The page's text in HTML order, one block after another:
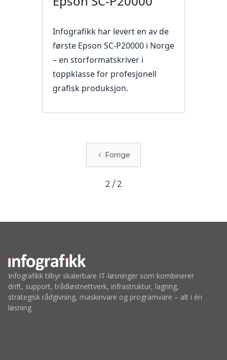
Infografikk har levert en av de
første Epson SC-P20000 i Norge
– en storformatskriver i
toppklasse for profesjonell
grafisk produksjon.
Forrige
2 / 2
Infografikk tilbyr skalerbare IT-løsninger som kombinerer
drift, support, trådløstnettverk, infrastruktur, lagring,
strategisk rådgivning, maskinvare og programvare – alt i én
løsning.